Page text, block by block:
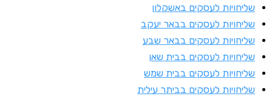
לעסקים באשקלון
לעסקים בבאר יעקב
לעסקים בבאר שבע
לעסקים בבית שאן
לעסקים בבית שמש
לעסקים בביתר עילית